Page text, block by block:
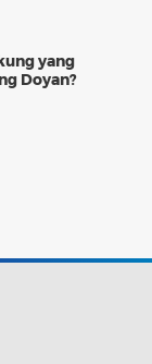
yang
Doyan?